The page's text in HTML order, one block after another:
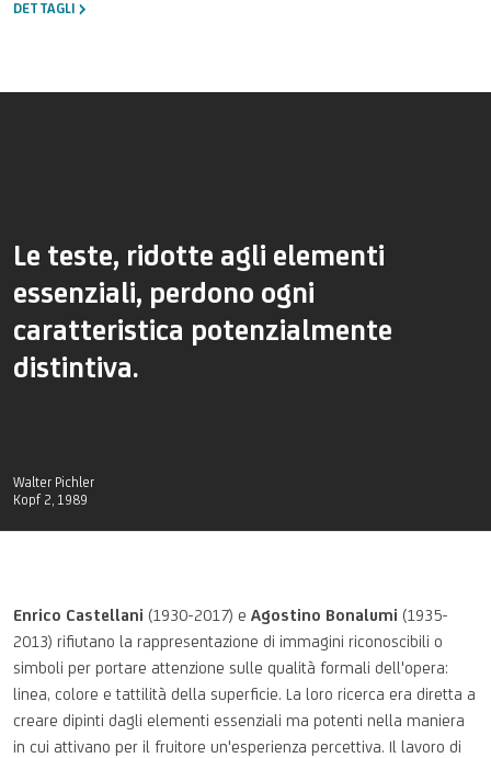
DETTAGLI
Le teste, ridotte agli elementi
essenziali, perdono ogni
caratteristica potenzialmente
distintiva.
Walter Pichler
Kopf 2, 1989
Enrico Castellani (1930-2017) eAgostino Bonalumi (1935-
2013) rifiutano la rappresentazione di immagini riconoscibili o
simboli per portare attenzione sulle qualità formali dell'opera:
linea, colore e tattilità della superficie. La loro ricerca era diretta a
creare dipinti dagli elementi essenziali ma potenti nella maniera
in cui attivano per il fruitore un'esperienza percettiva. Il lavoro di